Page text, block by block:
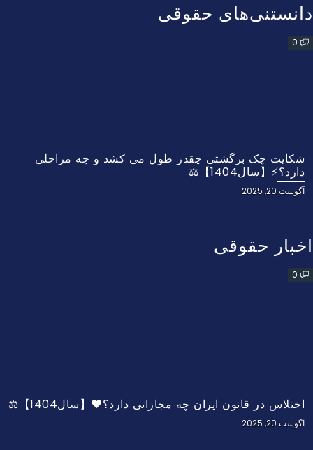
دانستنی‌های حقوقی
0
شکایت چک برگشتی چقدر طول می کشد و چه مراحلی
دارد؟⚡【سال1404】⚖️
آگوست 20, 2025
اخبار حقوقی
0
اختلاس در قانون ایران چه مجازاتی دارد؟❤️【سال1404】⚖️
آگوست 20, 2025